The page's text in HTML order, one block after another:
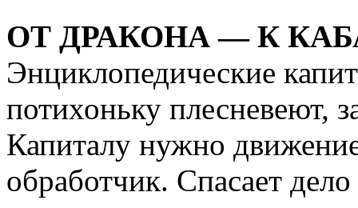
ОТ ДРАКОНА — К
Энциклопедические
потихоньку плесневеют,
Капиталу нужно
обработчик. Спасает